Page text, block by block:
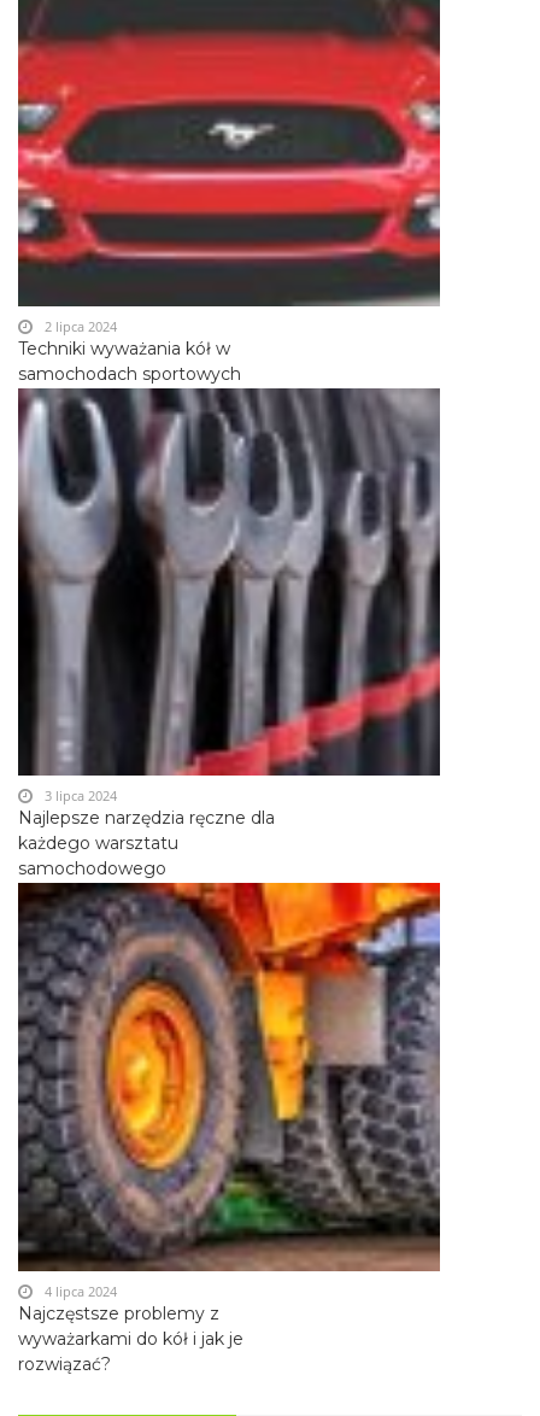
Techniki wyważania kół w
samochodach sportowych
2 lipca 2024
Najlepsze narzędzia ręczne dla
każdego warsztatu
samochodowego
3 lipca 2024
Najczęstsze problemy z
wyważarkami do kół i jak je
rozwiązać?
4 lipca 2024